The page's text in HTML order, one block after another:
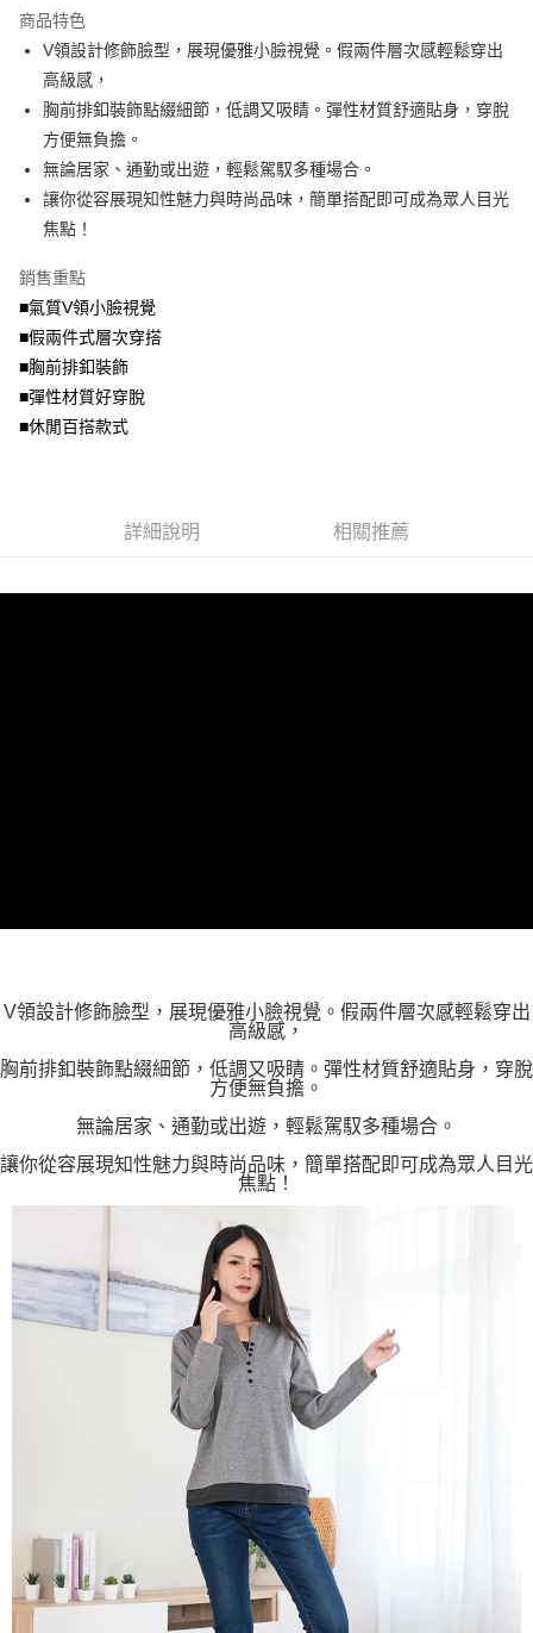
流程，驗證手機門號後，選擇欲分期的期數、繳款截止日，確認付款後即完
成交易。
3.實際核准額度、可分期數及費用金額請依後續交易確認頁面所載為準。
4.訂單成立30分鐘內，如未前往確認交易或遇審核未通過，訂單將自動取
法說明評估內容。
【繳款方式說明】
1.分期款項不併入電信帳單，「大哥付你分期」於每月結算日後寄送繳費提
醒簡訊。
2.透過簡訊連結打開帳單後，可選擇「超商條碼／台灣大直營門市／銀行轉
帳／街口支付／iPASS MONEY」等通路繳費。
【注意事項】
1.本服務係由「台灣大哥大股份有限公司」（以下簡稱本公司）所提供，讓
用戶於交易時，得透過本服務購買商品或服務，並由商店將買賣／分期付款
買賣價金債權讓與本公司後，依約使用本公司帳單繳交帳款。
資料（包含姓名、電話或地址）提供予台灣大哥大進項蒐集、處理及利用，
由本公司與您本人進行分期帳單所需資料之確認、核對及更正。
3.完整用戶服務條款，請詳閱以下連結：
【關於「AFTEE先享後付」】
AFTEE先享後付是「在收到商品之後才付款」的支付方式。 讓您購物簡單
便利好安心！
１．簡單：不需註冊會員、不需綁卡、不需儲值。
２．便利：只要手機號碼，簡訊認證，即可結帳。
３．安心：先確認商品／服務後，再付款。
【「AFTEE先享後付」結帳流程】
１．於結帳方式選擇「AFTEE先享後付」後，將跳轉至「AFTEE先享後付」
２．訂單成立數日內，您將收到繳費通知簡訊。
ATM／網路銀行／等多元方式進行付款，方視為交易完成。
※ 請注意：結帳手續完成當下不需立刻繳費，但若您需要取消訂單，請聯絡
購買商品的店家。未經商家同意取消之訂單仍視為有效，需透過AFTEE先享
後付繳納相關費用。
※ 交易是否成功請以「AFTEE先享後付 」之結帳頁面顯示為準，若有關於
是否繳費成功／繳費後需取消欲退款等相關疑問，請聯繫「AFTEE先享後付
客戶支援中心」 https://netprotections.freshdesk.com/support/home
２．關於個人資料處理事宜，請瀏覽以下網址：
ATM付款
全家取貨付款
每筆NT$70，滿NT$699(含以上)免運費
付款後全家取貨
7-11取貨付款
每筆NT$70，滿NT$799(含以上)免運費
付款後7-11取貨
每筆NT$70，滿NT$699(含以上)免運費
宅配
商品特色
V領設計修飾臉型，展現優雅小臉視覺。假兩件層次感輕鬆穿出
高級感，
胸前排釦裝飾點綴細節，低調又吸睛。彈性材質舒適貼身，穿脫
方便無負擔。
無論居家、通勤或出遊，輕鬆駕馭多種場合。
讓你從容展現知性魅力與時尚品味，簡單搭配即可成為眾人目光
焦點！
銷售重點
■氣質V領小臉視覺
■假兩件式層次穿搭
■胸前排釦裝飾
■彈性材質好穿脫
■休閒百搭款式
詳細說明 相關推薦
V領設計修飾臉型，展現優雅小臉視覺。假兩件層次感輕鬆穿出
高級感，
胸前排釦裝飾點綴細節，低調又吸睛。彈性材質舒適貼身，穿脫
方便無負擔。
無論居家、通勤或出遊，輕鬆駕馭多種場合。
讓你從容展現知性魅力與時尚品味，簡單搭配即可成為眾人目光
焦點！